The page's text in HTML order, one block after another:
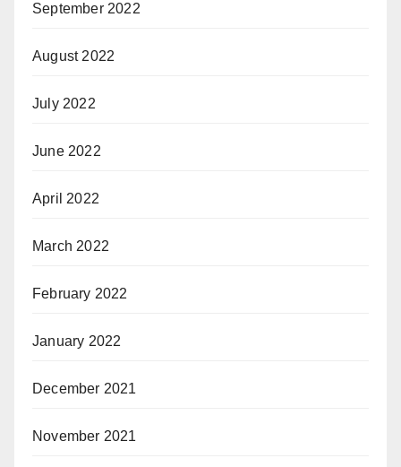
September 2022
August 2022
July 2022
June 2022
April 2022
March 2022
February 2022
January 2022
December 2021
November 2021